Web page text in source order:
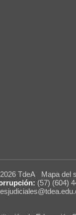
TdeA Mapa del
(57) (604)